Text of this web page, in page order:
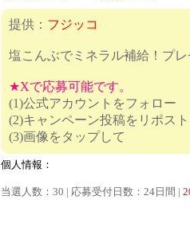
提供： フジッコ
塩こんぶでミネラル補給！プ
★Xで応募可能です。
(1)公式アカウントをフォロー
(2)キャンペーン投稿をリポスト
(3)画像をタッ
個人情報：
当選人数：30 | 応募受付日数：24日間 |